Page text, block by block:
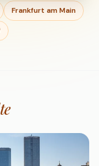
Frankfurt am Main